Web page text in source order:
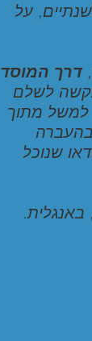
על
דרך המוסד
לשלם
מתוך
שנוכל
באנגלית.